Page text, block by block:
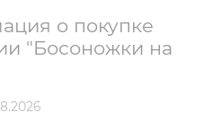
о покупке
"Босоножки на